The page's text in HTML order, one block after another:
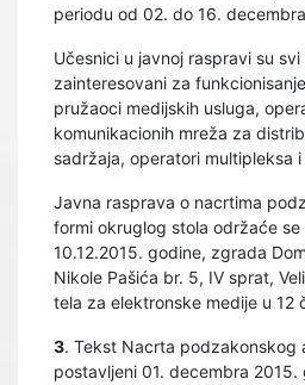
periodu od 02. do 16.
Učesnici u javnoj raspravi su
zainteresovani za
pružaoci medijskih usluga,
komunikacionih mreža za
sadržaja, operatori multipleksa i
Javna rasprava o nacrtima
formi okruglog stola održaće se
10.12.2015. godine, zgrada
Nikole Pašića br. 5, IV sprat,
tela za elektronske medije u 12
3. Tekst Nacrta podzakonskog
postavljeni 01. decembra